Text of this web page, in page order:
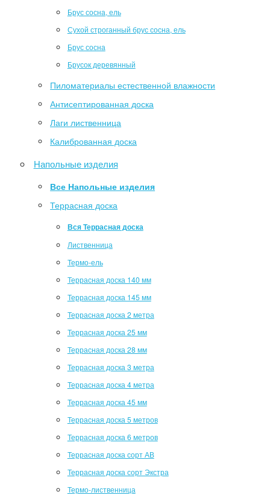
Брус сосна, ель
Сухой строганный брус сосна, ель
Брус сосна
Брусок деревянный
Пиломатериалы естественной влажности
Антисептированная доска
Лаги лиственница
Калиброванная доска
Напольные изделия
Все Напольные изделия
Террасная доска
Вся Террасная доска
Лиственница
Термо-ель
Террасная доска 140 мм
Террасная доска 145 мм
Террасная доска 2 метра
Террасная доска 25 мм
Террасная доска 28 мм
Террасная доска 3 метра
Террасная доска 4 метра
Террасная доска 45 мм
Террасная доска 5 метров
Террасная доска 6 метров
Террасная доска сорт АВ
Террасная доска сорт Экстра
Термо-лиственница